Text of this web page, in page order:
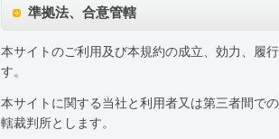
準拠法、合意管轄
本サイトのご利用及び本規約の成立、効力、履
す。
本サイトに関する当社と利用者又は第三者間で
轄裁判所とします。